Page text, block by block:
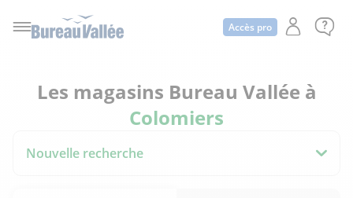
Accès pro
Les magasins Bureau Vallée à
Colomiers
Nouvelle recherche